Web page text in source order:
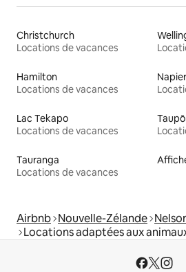
Christchurch
Locations de vacances
Hamilton
Locations de vacances
Napier
Lac Tekapo
Locations de vacances
Taupō
Tauranga
Locations de vacances
Airbnb Nouvelle-Zélande
Locations adaptées aux